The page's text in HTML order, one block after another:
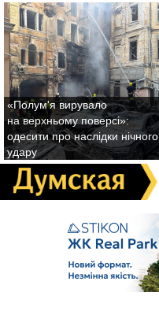
«Полум'я вирувало
на верхньому поверсі»:
одесити про наслідки нічного
удару